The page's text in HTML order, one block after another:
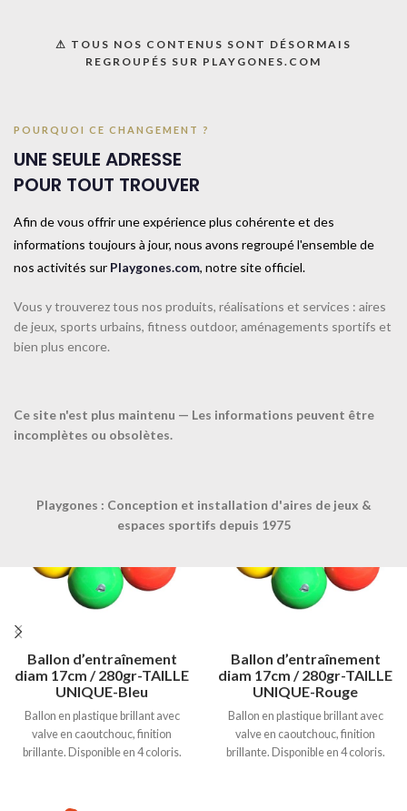
⚠ TOUS NOS CONTENUS SONT DÉSORMAIS
REGROUPÉS SUR PLAYGONES.COM
POURQUOI CE CHANGEMENT ?
UNE SEULE ADRESSE
POUR TOUT TROUVER
Afin de vous offrir une expérience plus cohérente et des
informations toujours à jour, nous avons regroupé l'ensemble de
nos activités sur Playgones.com, notre site officiel.
Vous y trouverez tous nos produits, réalisations et services : aires
de jeux, sports urbains, fitness outdoor, aménagements sportifs et
bien plus encore.
Ce site n'est plus maintenu — Les informations peuvent être
incomplètes ou obsolètes.
Playgones : Conception et installation d'aires de jeux &
espaces sportifs depuis 1975
Share:
Informations complémentaires
TAILLE
TAILLE UNIQUE
CONTACTEZ-NOUS
Produits similaires
Ballon d’entraînement
diam 17cm / 280gr-TAILLE
UNIQUE-Bleu
Ballon en plastique brillant avec
valve en caoutchouc, finition
brillante. Disponible en 4 coloris.
Ballon d’entraînement
diam 17cm / 280gr-TAILLE
UNIQUE-Rouge
Ballon en plastique brillant avec
valve en caoutchouc, finition
brillante. Disponible en 4 coloris.